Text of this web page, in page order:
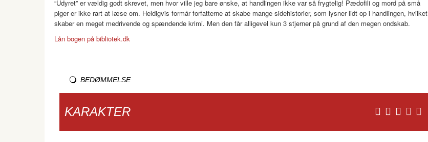
“Udyret” er vældig godt skrevet, men hvor ville jeg bare ønske, at handlingen ikke var så frygtelig! Pædofili og mord på små
piger er ikke rart at læse om. Heldigvis formår forfatterne at skabe mange sidehistorier, som lysner lidt op i handlingen, hvilket
skaber en meget medrivende og spændende krimi. Men den får alligevel kun 3 stjerner på grund af den megen ondskab.
Lån bogen på bibliotek.dk
BEDØMMELSE
KARAKTER